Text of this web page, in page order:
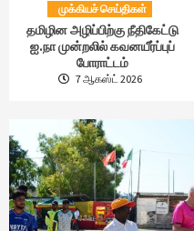
முக்கியச் செய்திகள்
தமிழின அழிப்பிற்கு நீதிகேட்டு
ஐ.நா முன்றலில் கவனயீர்ப்புப்
போராட்டம்
7 ஆகஸ்ட் 2026